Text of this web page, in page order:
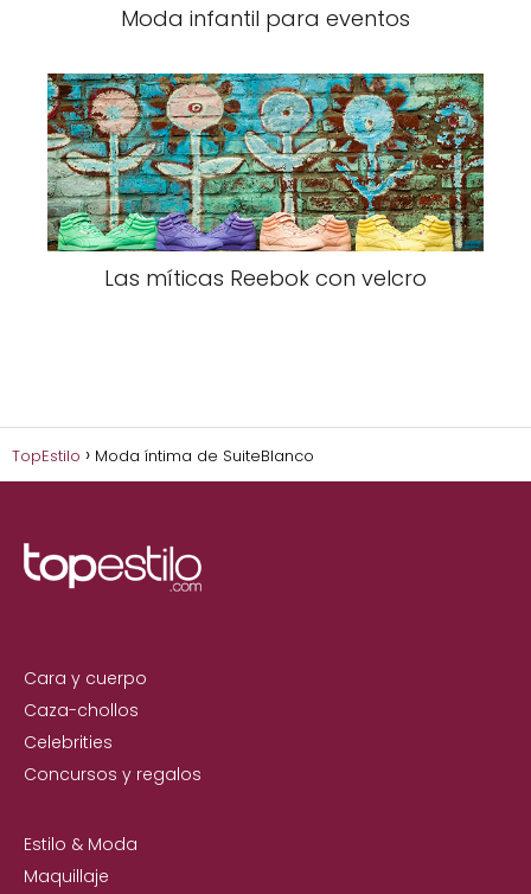
Moda infantil para eventos
Las míticas Reebok con velcro
TopEstilo Moda íntima de SuiteBlanco
Cara y cuerpo
Caza-chollos
Celebrities
Concursos y regalos
Estilo & Moda
Maquillaje